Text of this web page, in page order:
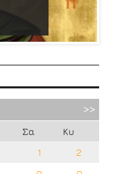
Σα
Κυ
1
2